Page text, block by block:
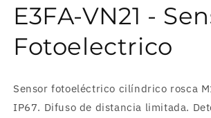
una
ventana
E3FA-VN21 -
Fotoelectrico
Sensor fotoeléctrico cilíndrico rosca
IP67. Difuso de distancia limitada.